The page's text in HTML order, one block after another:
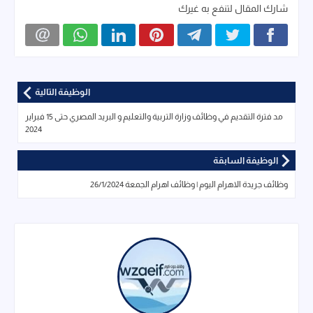
شارك المقال لتنفع به غيرك
الوظيفة التالية
مد فترة التقديم في وظائف وزارة التربية والتعليم و البريد المصري حتى 15 فبراير
2024
الوظيفة السابقة
وظائف جريدة الاهرام اليوم | وظائف اهرام الجمعة 26/1/2024